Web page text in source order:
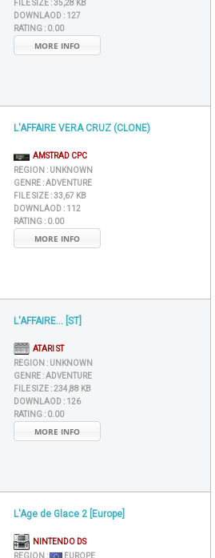
FILE SIZE :35,28 KB
DOWNLAOD : 127
RATING : 0.00
MORE INFO
L'AFFAIRE VERA CRUZ (CLONE)
AMSTRAD CPC
REGION : UNKNOWN
GENRE :ADVENTURE
FILE SIZE :33,67 KB
DOWNLAOD : 112
RATING : 0.00
MORE INFO
L'AFFAIRE... [ST]
ATARI ST
REGION : UNKNOWN
GENRE :ADVENTURE
FILE SIZE :234,88 KB
DOWNLAOD : 126
RATING : 0.00
MORE INFO
L'Age de Glace 2 [Europe]
NINTENDO DS
REGION :
EUROPE